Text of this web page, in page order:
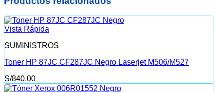
Vista Rápida
SUMINISTROS
Toner HP 87JC CF287JC Negro Laserjet M506/M527
S/840.00